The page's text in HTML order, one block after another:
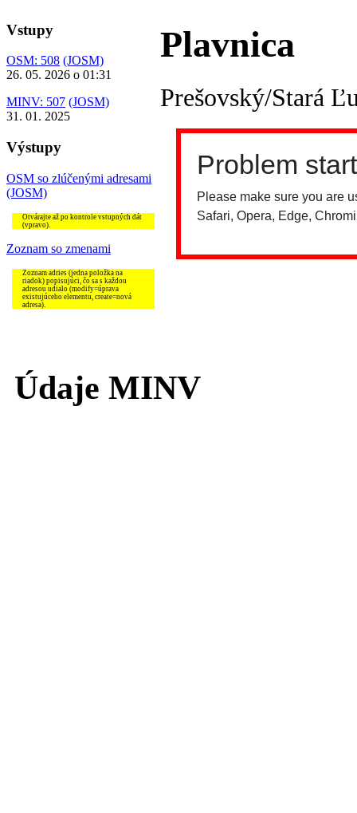
Vstupy
OSM: 508 (JOSM)
26. 05. 2026 o 01:31
MINV: 507 (JOSM)
31. 01. 2025
Výstupy
OSM so zlúčenými adresami
(JOSM)
Otvárajte až po kontrole vstupných dát
(vpravo).
Zoznam so zmenami
Zoznam adries (jedna položka na
riadok) popisujúci, čo sa s každou
adresou udialo (modify=úprava
existujúceho elementu, create=nová
adresa).
Plavnica
Prešovský/Stará
Údaje MINV